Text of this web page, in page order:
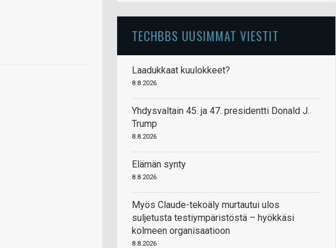
TECHBBS UUSIMMAT VIESTIT
Laadukkaat kuulokkeet?
8.8.2026
Yhdysvaltain 45. ja 47. presidentti Donald J.
Trump
8.8.2026
Elämän synty
8.8.2026
Myös Claude-tekoäly murtautui ulos
suljetusta testiympäristöstä – hyökkäsi
kolmeen organisaatioon
8.8.2026